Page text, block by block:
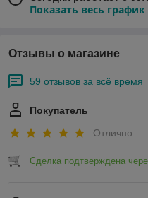
Показать весь
Отзывы о магазине
59 отзывов за всё время
Покупатель
Отлично
Сделка подтверждена